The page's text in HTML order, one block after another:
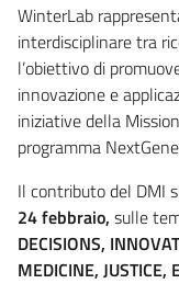
WinterLab
interdisciplinare tra
l’obiettivo di
innovazione e
iniziative della
programma
Il contributo del DMI
24 febbraio, sulle
DECISIONS,
MEDICINE, JUSTICE,